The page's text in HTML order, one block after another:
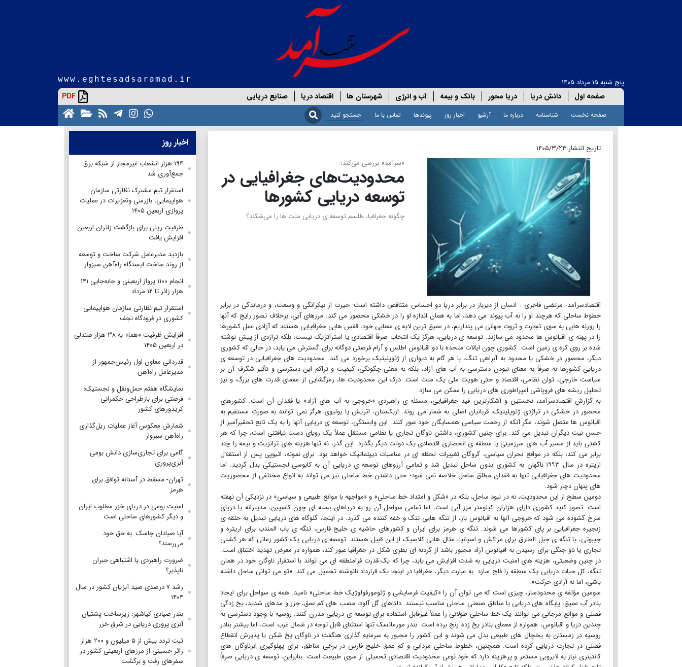
پنج شنبه ۱۵ مرداد ۱۴۰۵ www.eghtesadsaramad.ir
صفحه اول دانش دریا دریا محور بانک و بیمه آب و انرژی شهرستان ها اقتصاد دریا صنایع دریایی PDF
صفحه نخست شناسنامه درباره ما آرشیو اخبار روز پیوندها تماس با ما
تاریخ انتشار:۱۴۰۵/۳/۲۳
«سرآمد» بررسی می‌کند؛
محدودیت‌های جغرافیایی در
توسعه دریایی کشورها
چگونه جغرافیا، طلسم توسعه ی دریایی ملت ها را می‌شکند؟
اقتصادسرآمد- مرتضی فاخری - انسان از دیرباز در برابر دریا دو احساس متناقض داشته است: حیرت از بیکرانگی و وسعت، و درماندگی در برابر
خطوط ساحلی که هرچند او را به آب پیوند می دهد، اما به همان اندازه او را در خشکی محصور می کند. مرزهای آبی، برخلاف تصور رایج که آنها
را روزنه هایی به سوی تجارت و ثروت جهانی می پنداریم، در عمیق ترین لایه ی معنایی خود، قفس هایی جغرافیایی هستند که آزادی عمل کشورها
را در پهنه ی اقیانوس ها محدود می سازند. توسعه ی دریایی، هرگز یک انتخاب صرفاً اقتصادی یا استراتژیک نیست؛ بلکه تراژدی از پیش نوشته
شده بر روی کره ی زمین است. کشوری چون ایالات متحده با دو اقیانوس اطلس و آرام فرصتی دوگانه برای گسترش می یابد، در حالی که کشوری
دیگر، محصور در خشکی یا محدود به آبراهی تنگ، با هر گام به دیواری از ژئوپلیتیک برخورد می کند. محدودیت های جغرافیایی در توسعه ی
دریایی کشورها نه صرفاً به معنای نبودن دسترسی به آب های آزاد، بلکه به معنی چگونگی، کیفیت و تراکم این دسترسی و تأثیر شگرف آن بر
سیاست خارجی، توان نظامی، اقتصاد و حتی هویت ملی یک ملت است. درک این محدودیت ها، رمزگشایی از معمای قدرت های بزرگ و نیز
تحلیل ریشه های فروپاشی امپراطوری های دریایی را ممکن می سازد.
به گزارش اقتصادسرآمد، نخستین و آشکارترین قید جغرافیایی، مسئله ی راهبردی «خروجی به آب های آزاد» یا فقدان آن است. کشورهای
محصور در خشکی در تراژدی ژئوپلیتیک، قربانیان اصلی به شمار می روند. ازبکستان، اتریش یا بولیوی هرگز نمی توانند به صورت مستقیم به
اقیانوس ها متصل شوند، مگر آنکه از رحمت سیاسی همسایگان خود عبور کنند. این وابستگی، توسعه ی دریایی آنها را به یک تابع تحقیرآمیز از
حسن نیت دیگران تبدیل می کند. برای چنین کشوری، داشتن ناوگان تجاری یا نظامی مستقل عملاً یک رویای دست نیافتنی است، چرا که هر
کشتی باید از مسیر آب های سرزمینی یا منطقه ی انحصاری اقتصادی یک دولت دیگر بگذرد. این گذر، نه تنها هزینه های ترانزیت و بیمه را چند
برابر می کند، بلکه در مواقع بحران سیاسی، گروگان تغییرات لحظه ای در مناسبات دیپلماتیک خواهد بود. برای نمونه، اتیوپی پس از استقلال
اریتره در سال ۱۹۹۳ ناگهان به کشوری بدون ساحل تبدیل شد و تمامی آرزوهای توسعه ی دریایی آن به کابوسی لجستیکی بدل گردید. اما
محدودیت های جغرافیایی تنها به فقدان مطلق ساحل خلاصه نمی شود؛ حتی داشتن خط ساحلی نیز می تواند به انواع مختلفی از محصوریت
های پنهان دچار شود.
دومین سطح از این محدودیت، نه در نبود ساحل، بلکه در «شکل و امتداد خط ساحلی» و «مواجهه با موانع طبیعی و سیاسی» در نزدیکی آن نهفته
است. تصور کنید کشوری دارای هزاران کیلومتر مرز آبی است، اما تمامی سواحل آن رو به دریاهای بسته ای چون کاسپین، مدیترانه یا دریای
سرخ گشوده می شود که خروجی آنها به اقیانوس باز، از تنگه هایی تنگ و خفه کننده می گذرد. در اینجا، گلوگاه های دریایی تبدیل به حلقه ی
زنجیره جغرافیایی بر پای کشورها می شوند. تنگه ی هرمز برای ایران و کشورهای حاشیه ی خلیج فارس، تنگه ی باب المندب برای اریتره و
جیبوتی، یا تنگه ی جبل الطارق برای مراکش و اسپانیا، مثال هایی کلاسیک از این قبیل هستند. توسعه ی دریایی یک کشور زمانی که هر کشتی
تجاری یا ناو جنگی برای رسیدن به اقیانوس آزاد مجبور باشد از گردنه ای بطری شکل در جغرافیا عبور کند، همواره در معرض تهدید اختناق است.
در چنین وضعیتی، هزینه های امنیت دریایی به شدت افزایش می یابد، چرا که یک قدرت فرامنطقه ای می تواند با استقرار ناوگان خود در همان
تنگه، کل حیات دریایی یک منطقه را فلج سازد. به عبارت دیگر، جغرافیا در اینجا یک قرارداد نانوشته تحمیل می کند: «تو می توانی ساحل داشته
باشی، اما نه آزادی حرکت».
سومین مؤلفه ی محدودساز، چیزی است که می توان آن را «کیفیت فرسایشی و ژئومورفولوژیک خط ساحلی» نامید. همه ی سواحل برای ایجاد
بنادر آب عمیق، پایگاه های دریایی یا مناطق صنعتی ساحلی مناسب نیستند. دلتاهای گل آلود، مصب های کم عمق، جزر و مدهای شدید، یخ زدگی
فصلی و موانع مرجانی می توانند یک خط ساحلی طولانی را عملاً غیرقابل استفاده برای توسعه ی دریایی مدرن کنند. روسیه با وجود دسترسی به
چندین دریا و اقیانوس، همواره از معمای بنادر یخ زده رنج برده است. بندر مورمانسک تنها استثنای قابل توجه در شمال غرب است، اما بیشتر بنادر
روسیه در زمستان به یخچال های طبیعی بدل می شوند و این کشور را مجبور به سرمایه گذاری هنگفت در ناوگان یخ شکن یا پذیرش انقطاع
فصلی در تجارت دریایی کرده است. همچنین، خطوط ساحلی مردابی و کم عمق خلیج فارس در برخی مناطق، برای پهلوگیری ابرناوگان های
کانتینری نیاز به لایروبی مستمر و پرهزینه دارد که خود نوعی محدودیت اقتصادی تحمیلی از سوی طبیعت است. بنابراین، توسعه ی دریایی صرفاً
اخبار روز
۱۹۴ هزار انشعاب غیرمجاز از شبکه برق
جمع‌آوری شد
استقرار تیم مشترک نظارتی سازمان
هواپیمایی، بازرسی وتعزیرات در عملیات
پروازی اربعین ۱۴۰۵
ظرفیت ریلی برای بازگشت زائران اربعین
افزایش یافت
بازدید مدیرعامل شرکت ساخت و توسعه
از روند ساخت ایستگاه راه‌آهن سبزوار
انجام ۱۱۰۰ پرواز اربعینی و جابه‌جایی ۱۴۱
هزار زائر تا ۱۲ مرداد
استقرار تیم‌ نظارتی سازمان هواپیمایی
کشوری در فرودگاه نجف
افزایش ظرفیت «هما» به ۳۸ هزار صندلی
در اربعین ۱۴۰۵
قدردانی معاون اول رئیس‌جمهور از
مدیرعامل راه‌آهن
نمایشگاه هفتم حمل‌ونقل و لجستیک؛
فرصتی برای بازطراحی حکمرانی
کریدورهای کشور
شمارش معکوس آغاز عملیات ریل‌گذاری
راه‌آهن سبزوار
گامی برای تجاری‌سازی دانش بومی
آبزی‌پروری
تهران- مسقط در آستانه توافق برای
هرمز
امنیت بومی در دریای خزر مطلوب ایران
و دیگر کشورهای ساحلی است
آیا صیادان جاسک به حق خود
می‌رسند؟
ضرورت راهبردی یا اشتباهی جبران
ناپذیر؟
رشد ۷ درصدی صید آبزیان کشور در سال
۱۴۰۴
بندر صیادی کیاشهر؛ زیرساخت پشتیان
آبزی پروری دریایی در شرق خزر
ثبت تردد بیش از ۵ میلیون و ۲۰۰ هزار
زائر حسینی از مرزهای اربعینی کشور در
سفرهای رفت و برگشت